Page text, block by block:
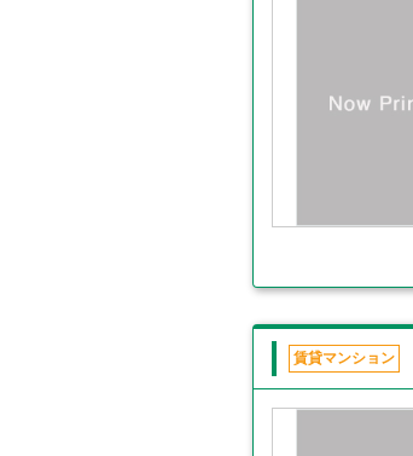
賃貸マンション